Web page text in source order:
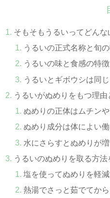
そもそもうるいってどんな
うるいの正式名称と旬
うるいの味と食感の特徴
うるいとギボウシは同
うるいがぬめりをもつ理由
ぬめりの正体はムチン
ぬめり成分は体によい
水にさらすとぬめりが
うるいのぬめりを取る方法
塩を使ってぬめりを軽
熱湯でさっと茹でてか